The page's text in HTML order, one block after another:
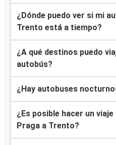
¿Dónde puedo ver si mi
Trento está a tiempo?
¿A qué destinos puedo
autobús?
¿Hay autobuses
¿Es posible hacer un
Praga a Trento?